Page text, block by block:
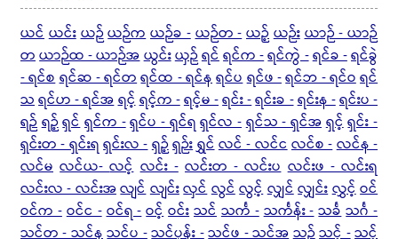
ယင်ယင်းယဉ်ယဉ်ကယဉ်ခ -ယဉ်တ -ယဉ့်ယဉ်းယာဉ် - ယာဉ်
တယာဉ်ထ - ယာဉ်အယွင်းယှဉ်ရင်ရင်က -ရင်ကွဲ -ရင်ခ -ရင်ခွဲ
- ရင်စရင်ဆ - ရင်တရင်ထ - ရင်နရင်ပရင်ဖ -ရင်ဘ - ရင်ဝရင်
သရင်ဟ - ရင်အရင့်ရင့်က -ရင့်မ -ရင်း -ရင်းခ -ရင်းန -ရင်းပ -
ရဉ်ရဉ့်ရှင်ရှင်က -ရှင်ပ - ရှင်ရ ရှင်လ -ရှင်သ - ရှင်အရှင့်ရှင်း -
ရှင်းတ - ရှင်းရ ရှင်းလ -ရှဉ့်ရှဉ်းရွှင်လင် - လင်ငလင်စ -လင်န -
လင်မ လင်ယ-လင့် လင်း - လင်းတ - လင်းပ လင်းဖ - လင်းရ
လင်းလ - လင်းအလျင်လျင်းလှင်လွင်လွင့်လျှင်လျှင်းလွှင့်ဝင်
ဝင်က -ဝင်င -ဝင်ရ -ဝင့်ဝင်းသင်သင်္က -သင်္ကန်း -သင်္ခသင်္ဂ -
သင်တ - သင်နသင်ပ -သင်ပုန်း -သင်ဖ - သင်အသဉ်သင့် -သင့်